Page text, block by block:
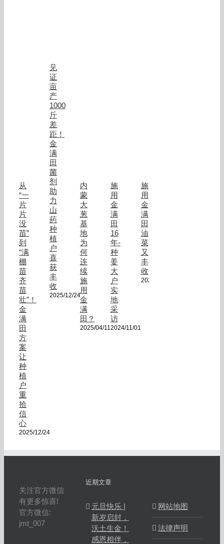
从
“一
片
片
没
苗”
到
“满
棚
苗
齐
苗
壮”！
金
满
田
方
案
让
种
植
户
重
拾
信
心
2025/12/24
见
证
亩
产
1000
斤
差
距！
金
满
田
菌
剂
助
力
山
药
种
植
户
喜
获
丰
收
2025/12/24
内
蒙
大
葱
基
地
为
何
连
续
施
用
金
满
田？
2025/04/11
施
用
金
满
田
16
年-
种
姜
大
户
实
地
采
访
2024/11/01
施
用
金
满
田
油
菜
又
丰
收
2024/10/24
关注官方微信
有更多惊喜!
官方微信:
jmt_007
近期文章
元旦快乐 |
新岁启封，
沃土生金！
感恩相伴，
网站地图
法律声明